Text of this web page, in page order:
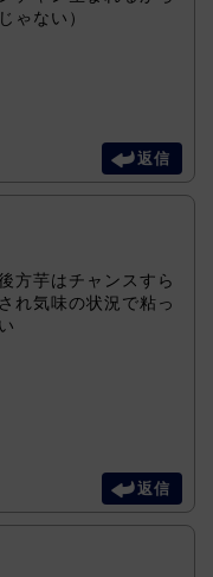
ゃない）
返信
方芋はチャンスすら
れ気味の状況で粘っ
返信